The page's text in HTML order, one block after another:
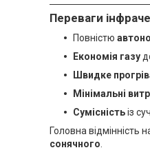
Переваги
Повністю
Економія газу
Швидке
Мінімальні
Сумісністьіз
Головна відмінність
сонячного